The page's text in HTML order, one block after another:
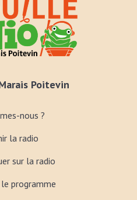
Poitevin
nous ?
la radio
sur la radio
programme